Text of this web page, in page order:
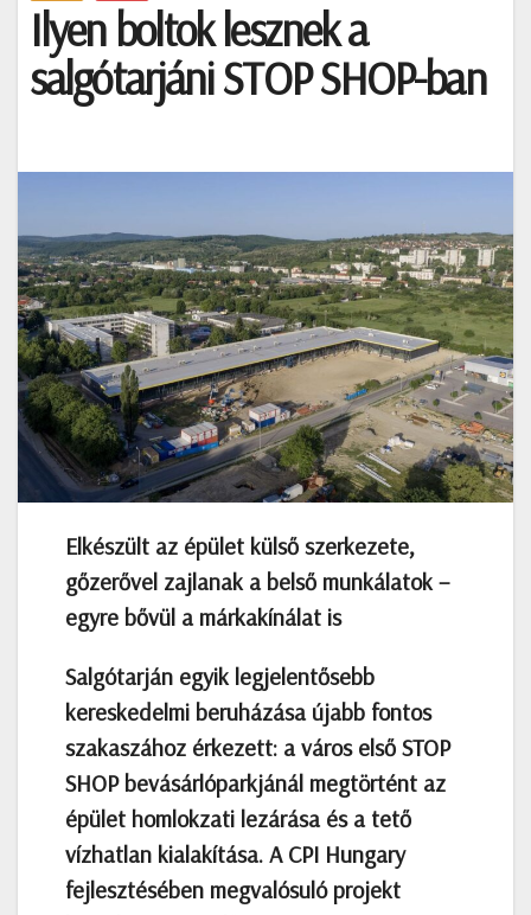
Ilyen boltok lesznek a
salgótarjáni STOP SHOP-ban
Elkészült az épület külső szerkezete,
gőzerővel zajlanak a belső munkálatok –
egyre bővül a márkakínálat is
Salgótarján egyik legjelentősebb
kereskedelmi beruházása újabb fontos
szakaszához érkezett: a város első STOP
SHOP bevásárlóparkjánál megtörtént az
épület homlokzati lezárása és a tető
vízhatlan kialakítása. A CPI Hungary
fejlesztésében megvalósuló projekt